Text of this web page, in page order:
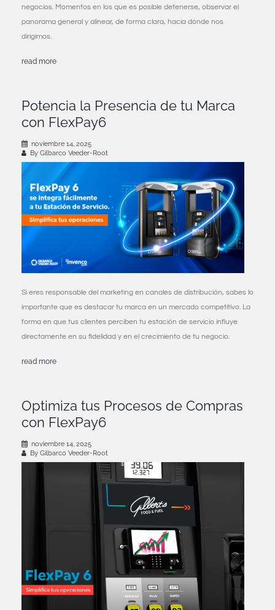
negocios. Momentos en los que es posible detenerse, observar el
panorama general y alinear, de forma clara, hacia dónde nos
dirigimos.
read more
Potencia la Presencia de tu Marca
con FlexPay6
noviembre 14, 2025
By Gilbarco Veeder-Root
Si eres responsable del marketing en canales de distribución, sabes lo
importante que es destacar tu marca en un mercado competitivo. La
forma en que tus clientes perciben tu estación de servicio influye
directamente en su fidelidad y en el crecimiento de tu negocio.
read more
Optimiza tus Procesos de Compras
con FlexPay6
noviembre 14, 2025
By Gilbarco Veeder-Root